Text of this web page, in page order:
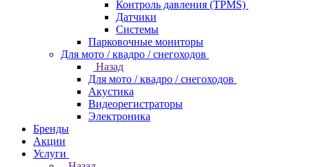
Контроль давления (TPMS)
Датчики
Системы
Парковочные мониторы
Для мото / квадро / снегоходов
Назад
Для мото / квадро / снегоходов
Акустика
Видеорегистраторы
Электроника
Бренды
Акции
Услуги